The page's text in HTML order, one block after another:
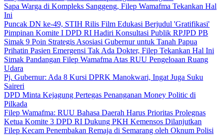
Sapa Warga di Kompleks Sanggeng, Filep Wamafma Tekankan Hal
Ini
Puncak DN ke-49, STIH Rilis Film Edukasi Berjudul 'Gratifikasi'
Pimpinan Komite I DPD RI Hadiri Konsultasi Publik RPJPD PB
Simak 9 Poin Strategis Asosiasi Gubernur untuk Tanah Papua
Prihatin Pasien Emergensi Tak Ada Dokter, Filep Tekankan Hal Ini
Simak Pandangan Filep Wamafma Atas RUU Pengeloaan Ruang
Udara
Pj. Gubernur: Ada 8 Kursi DPRK Manokwari, Ingat Juga Suku
Saireri
DPD Minta Kejagung Pertegas Penanganan Money Politic di
Pilkada
Filep Wamafma: RUU Bahasa Daerah Harus Prioritas Prolegnas
Ketua Komite 3 DPD RI Dukung PKH Kemensos Dilanjutkan
Filep Kecam Penembakan Remaja di Semarang oleh Oknum Polisi